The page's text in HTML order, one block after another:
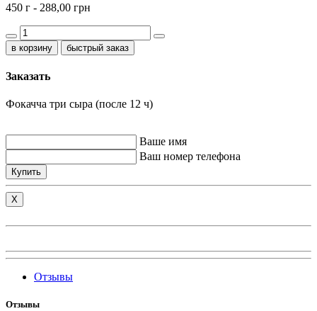
450 г - 288,00 грн
быстрый заказ
Заказать
Фокачча три сыра (после 12 ч)
Ваше имя
Ваш номер телефона
Купить
X
Отзывы
Отзывы